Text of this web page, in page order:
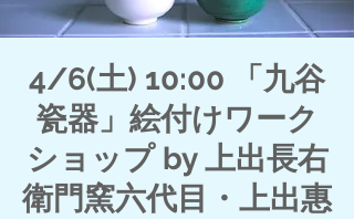
4/6(土) 10:00 「九谷
瓷器」絵付けワーク
ショップ by 上出長右
衛門窯六代目・上出惠